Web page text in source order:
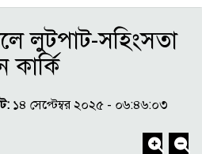
লুটপাট-সহিংসতা
১৪ সেপ্টেম্বর ২০২৫ - ০৬:৪৬:০৩